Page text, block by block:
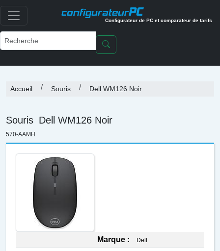
configurateurPC
Configurateur de PC et comparateur de tarifs
Accueil Souris Dell WM126 Noir
Souris Dell WM126 Noir
570-AAMH
Marque : Dell